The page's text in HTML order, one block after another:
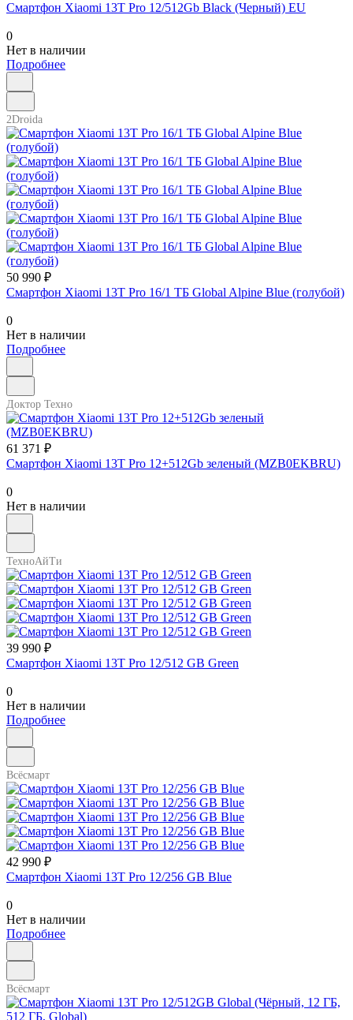
Смартфон Xiaomi 13T Pro 12/512Gb Black (Черный) EU
0
Нет в наличии
Подробнее
2Droida
50 990 ₽
Смартфон Xiaomi 13T Pro 16/1 ТБ Global Alpine Blue (голубой)
0
Нет в наличии
Подробнее
Доктор Техно
61 371 ₽
Смартфон Xiaomi 13T Pro 12+512Gb зеленый (MZB0EKBRU)
0
Нет в наличии
ТехноАйТи
39 990 ₽
Смартфон Xiaomi 13T Pro 12/512 GB Green
0
Нет в наличии
Подробнее
Всёсмарт
42 990 ₽
Смартфон Xiaomi 13T Pro 12/256 GB Blue
0
Нет в наличии
Подробнее
Всёсмарт